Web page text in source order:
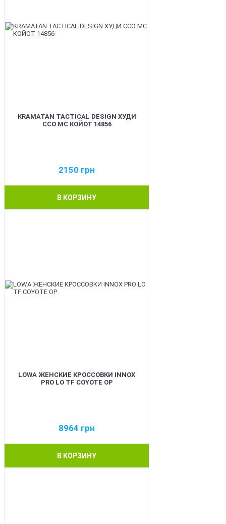
KRAMATAN TACTICAL DESIGN ХУДИ
ССО МС КОЙОТ 14856
2150 грн
В КОРЗИНУ
LOWA ЖЕНСКИЕ КРОССОВКИ INNOX
PRO LO TF COYOTE OP
8964 грн
В КОРЗИНУ